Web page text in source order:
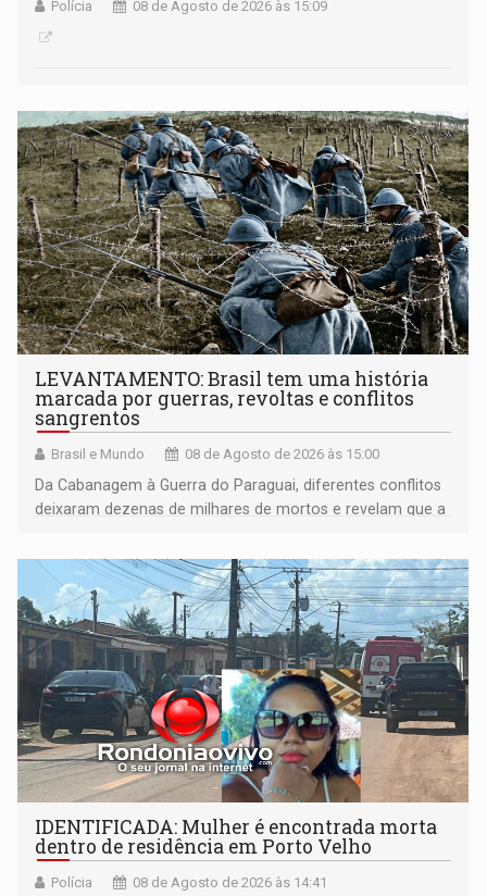
Polícia 08 de Agosto de 2026 às 15:09
LEVANTAMENTO: Brasil tem uma história
marcada por guerras, revoltas e conflitos
sangrentos
Brasil e Mundo 08 de Agosto de 2026 às 15:00
Da Cabanagem à Guerra do Paraguai, diferentes conflitos
deixaram dezenas de milhares de mortos e revelam que a
territoriais e sociais
IDENTIFICADA: Mulher é encontrada morta
dentro de residência em Porto Velho
Polícia 08 de Agosto de 2026 às 14:41